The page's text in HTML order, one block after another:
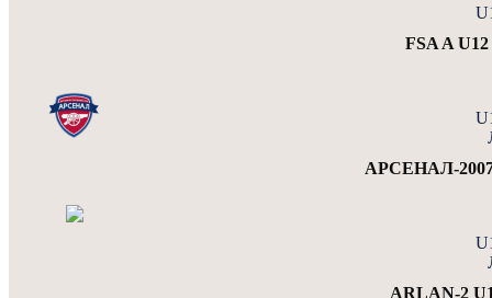
FSA A
АРСЕНАЛ-2007
ARLAN-2